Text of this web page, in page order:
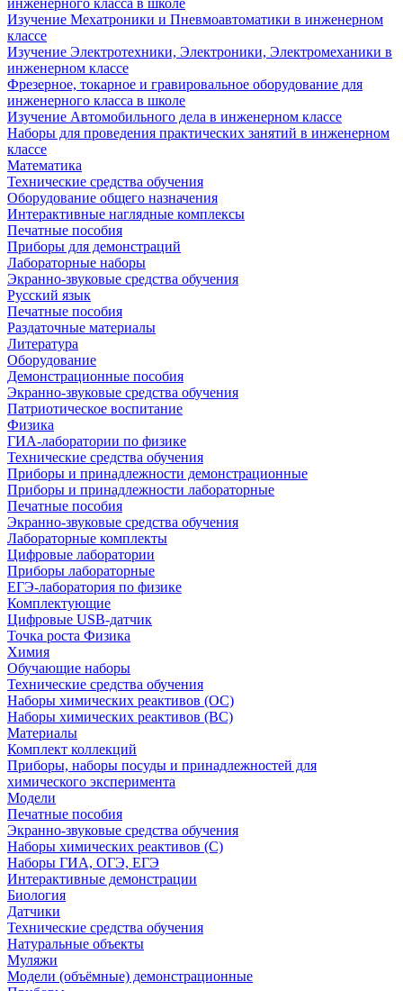
инженерного класса в школе
Изучение Мехатроники и Пневмоавтоматики в инженерном
классе
Изучение Электротехники, Электроники, Электромеханики в
инженерном классе
Фрезерное, токарное и гравировальное оборудование для
инженерного класса в школе
Изучение Автомобильного дела в инженерном классе
Наборы для проведения практических занятий в инженерном
классе
Математика
Технические средства обучения
Оборудование общего назначения
Интерактивные наглядные комплексы
Печатные пособия
Приборы для демонстраций
Лабораторные наборы
Экранно-звуковые средства обучения
Русский язык
Печатные пособия
Раздаточные материалы
Литература
Оборудование
Демонстрационные пособия
Экранно-звуковые средства обучения
Патриотическое воспитание
Физика
ГИА-лаборатории по физике
Технические средства обучения
Приборы и принадлежности демонстрационные
Приборы и принадлежности лабораторные
Печатные пособия
Экранно-звуковые средства обучения
Лабораторные комплекты
Цифровые лаборатории
Приборы лабораторные
ЕГЭ-лаборатория по физике
Комплектующие
Цифровые USB-датчик
Точка роста Физика
Химия
Обучающие наборы
Технические средства обучения
Наборы химических реактивов (ОС)
Наборы химических реактивов (ВС)
Материалы
Комплект коллекций
Приборы, наборы посуды и принадлежностей для
химического эксперимента
Модели
Печатные пособия
Экранно-звуковые средства обучения
Наборы химических реактивов (С)
Наборы ГИА, ОГЭ, ЕГЭ
Интерактивные демонстрации
Биология
Датчики
Технические средства обучения
Натуральные объекты
Муляжи
Модели (объёмные) демонстрационные